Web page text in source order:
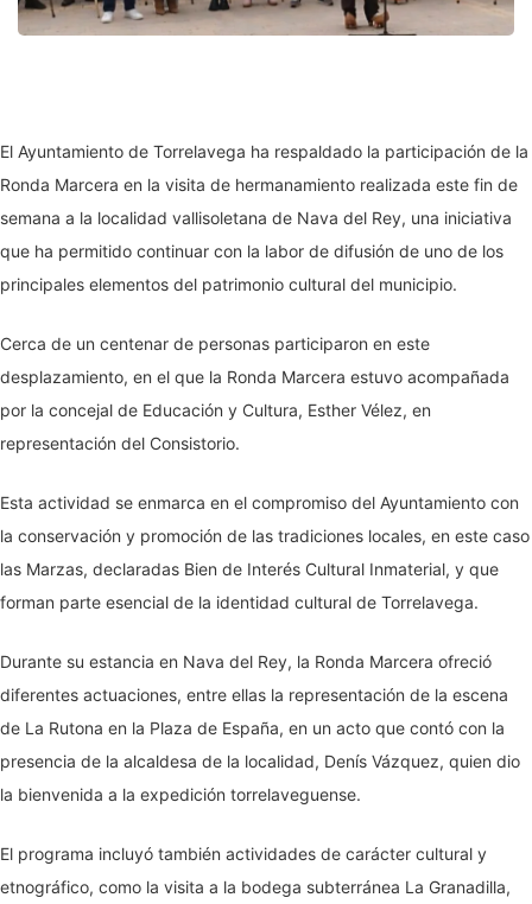
El Ayuntamiento de Torrelavega ha respaldado la participación de la
Ronda Marcera en la visita de hermanamiento realizada este fin de
semana a la localidad vallisoletana de Nava del Rey, una iniciativa
que ha permitido continuar con la labor de difusión de uno de los
principales elementos del patrimonio cultural del municipio.
Cerca de un centenar de personas participaron en este
desplazamiento, en el que la Ronda Marcera estuvo acompañada
por la concejal de Educación y Cultura, Esther Vélez, en
representación del Consistorio.
Esta actividad se enmarca en el compromiso del Ayuntamiento con
la conservación y promoción de las tradiciones locales, en este caso
las Marzas, declaradas Bien de Interés Cultural Inmaterial, y que
forman parte esencial de la identidad cultural de Torrelavega.
Durante su estancia en Nava del Rey, la Ronda Marcera ofreció
diferentes actuaciones, entre ellas la representación de la escena
de La Rutona en la Plaza de España, en un acto que contó con la
presencia de la alcaldesa de la localidad, Denís Vázquez, quien dio
la bienvenida a la expedición torrelaveguense.
El programa incluyó también actividades de carácter cultural y
etnográfico, como la visita a la bodega subterránea La Granadilla,